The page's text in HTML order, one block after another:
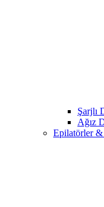
Şarjlı
Ağız
Epilatörler &